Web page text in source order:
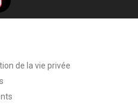
de la vie privée